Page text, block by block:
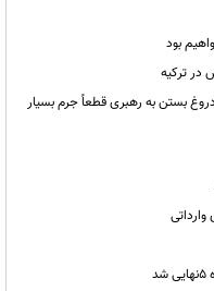
بود
بستن به رهبری قطعاً جرم بسیار